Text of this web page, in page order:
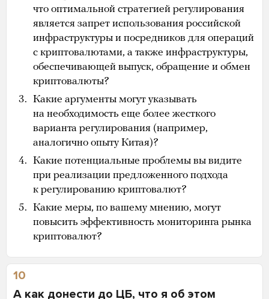
что оптимальной стратегией регулирования
является запрет использования российской
инфраструктуры и посредников для операций
с криптовалютами, а также инфраструктуры,
обеспечивающей выпуск, обращение и обмен
криптовалюты?
Какие аргументы могут указывать
на необходимость еще более жесткого
варианта регулирования (например,
аналогично опыту Китая)?
Какие потенциальные проблемы вы видите
при реализации предложенного подхода
к регулированию криптовалют?
Какие меры, по вашему мнению, могут
повысить эффективность мониторинга рынка
криптовалют?
10
А как донести до ЦБ, что я об этом